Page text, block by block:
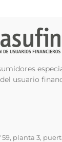
usuario
planta 3,